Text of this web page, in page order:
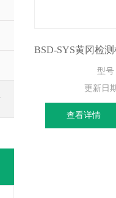
型号
更新日
查看详情